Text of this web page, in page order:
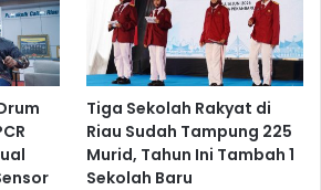
Tiga Sekolah Rakyat di
Riau Sudah Tampung 225
Murid, Tahun Ini Tambah 1
Sekolah Baru